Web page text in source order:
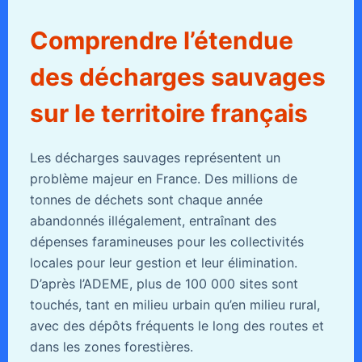
Comprendre l’étendue
des décharges sauvages
sur le territoire français
Les décharges sauvages représentent un
problème majeur en France. Des millions de
tonnes de déchets sont chaque année
abandonnés illégalement, entraînant des
dépenses faramineuses pour les collectivités
locales pour leur gestion et leur élimination.
D’après l’ADEME, plus de 100 000 sites sont
touchés, tant en milieu urbain qu’en milieu rural,
avec des dépôts fréquents le long des routes et
dans les zones forestières.